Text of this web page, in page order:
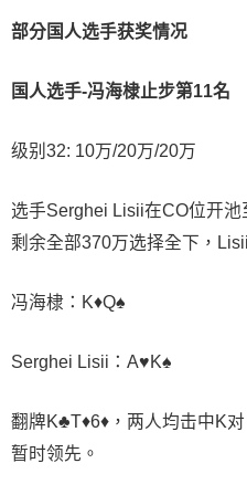
部分国人选手获奖情况
国人选手-冯海棣止步第11名
级别32: 10万/20万/20万
选手Serghei Lisii在CO位开
剩余全部370万选择全下，
冯海棣：K♦Q♠
Serghei Lisii：A♥K♠
翻牌K♣T♦6♦，两人均击中K
暂时领先。